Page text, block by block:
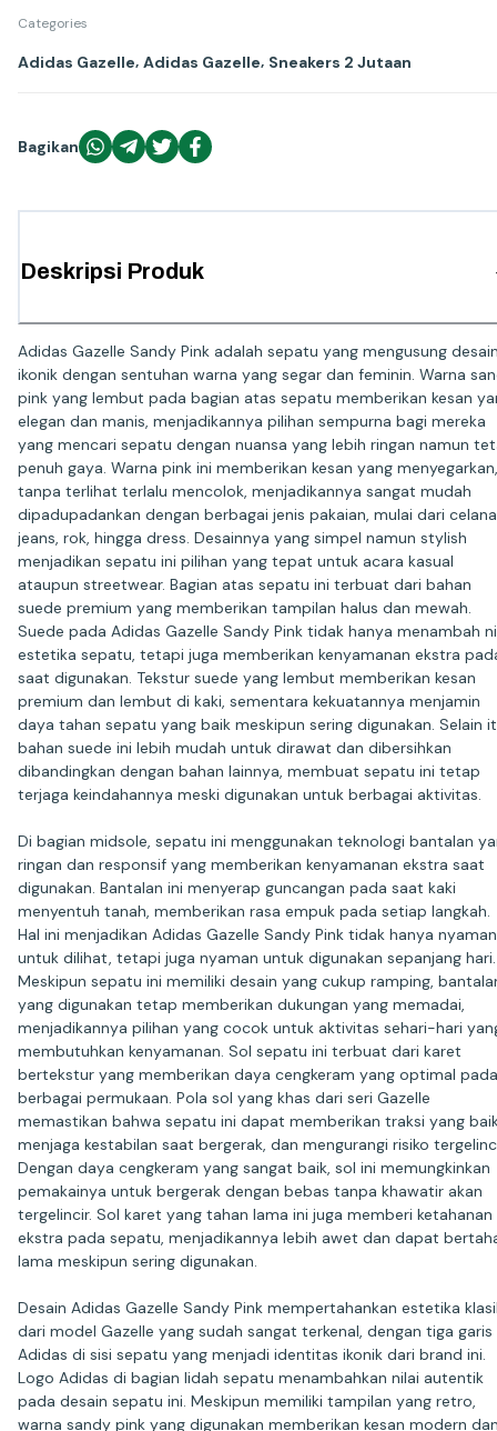
Categories
Adidas Gazelle, Adidas Gazelle, Sneakers 2 Jutaan
Bagikan
Deskripsi Produk
Adidas Gazelle Sandy Pink adalah sepatu yang mengusung
ikonik dengan sentuhan warna yang segar dan feminin. Warna
pink yang lembut pada bagian atas sepatu memberikan kesan
elegan dan manis, menjadikannya pilihan sempurna bagi mereka
yang mencari sepatu dengan nuansa yang lebih ringan namun
penuh gaya. Warna pink ini memberikan kesan yang menyegarkan,
tanpa terlihat terlalu mencolok, menjadikannya sangat mudah
dipadupadankan dengan berbagai jenis pakaian, mulai dari celana
jeans, rok, hingga dress. Desainnya yang simpel namun stylish
menjadikan sepatu ini pilihan yang tepat untuk acara kasual
ataupun streetwear. Bagian atas sepatu ini terbuat dari bahan
suede premium yang memberikan tampilan halus dan mewah.
Suede pada Adidas Gazelle Sandy Pink tidak hanya menambah
estetika sepatu, tetapi juga memberikan kenyamanan ekstra
saat digunakan. Tekstur suede yang lembut memberikan kesan
premium dan lembut di kaki, sementara kekuatannya menjamin
daya tahan sepatu yang baik meskipun sering digunakan. Selain
bahan suede ini lebih mudah untuk dirawat dan dibersihkan
dibandingkan dengan bahan lainnya, membuat sepatu ini tetap
terjaga keindahannya meski digunakan untuk berbagai aktivitas.
Di bagian midsole, sepatu ini menggunakan teknologi bantalan
ringan dan responsif yang memberikan kenyamanan ekstra saat
digunakan. Bantalan ini menyerap guncangan pada saat kaki
menyentuh tanah, memberikan rasa empuk pada setiap langkah.
Hal ini menjadikan Adidas Gazelle Sandy Pink tidak hanya nyaman
untuk dilihat, tetapi juga nyaman untuk digunakan sepanjang hari.
Meskipun sepatu ini memiliki desain yang cukup ramping,
yang digunakan tetap memberikan dukungan yang memadai,
menjadikannya pilihan yang cocok untuk aktivitas sehari-hari
membutuhkan kenyamanan. Sol sepatu ini terbuat dari karet
bertekstur yang memberikan daya cengkeram yang optimal pada
berbagai permukaan. Pola sol yang khas dari seri Gazelle
memastikan bahwa sepatu ini dapat memberikan traksi yang
menjaga kestabilan saat bergerak, dan mengurangi risiko
Dengan daya cengkeram yang sangat baik, sol ini memungkinkan
pemakainya untuk bergerak dengan bebas tanpa khawatir akan
tergelincir. Sol karet yang tahan lama ini juga memberi ketahanan
ekstra pada sepatu, menjadikannya lebih awet dan dapat
lama meskipun sering digunakan.
Desain Adidas Gazelle Sandy Pink mempertahankan estetika
dari model Gazelle yang sudah sangat terkenal, dengan tiga garis
Adidas di sisi sepatu yang menjadi identitas ikonik dari brand ini.
Logo Adidas di bagian lidah sepatu menambahkan nilai autentik
pada desain sepatu ini. Meskipun memiliki tampilan yang retro,
warna sandy pink yang digunakan memberikan kesan modern